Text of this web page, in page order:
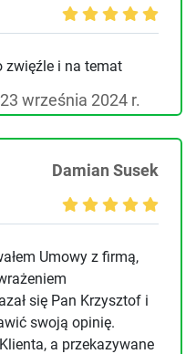
zwięźle i na temat
23 września 2024 r.
Damian Susek
Umowy z firmą,
się Pan Krzysztof i
swoją opinię.
a przekazywane